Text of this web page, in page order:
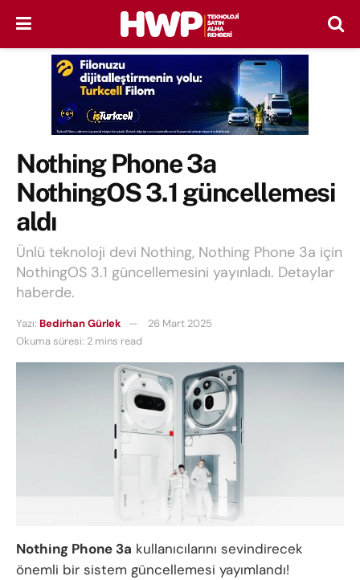
Nothing Phone 3a
NothingOS 3.1 güncellemesi
aldı
Ünlü teknoloji devi Nothing, Nothing Phone 3a için
NothingOS 3.1 güncellemesini yayınladı. Detaylar
haberde.
Yazı: Bedirhan Gürlek
26 Mart 2025
Okuma süresi: 2 mins read
Nothing Phone 3a kullanıcılarını sevindirecek
önemli bir sistem güncellemesi yayımlandı!